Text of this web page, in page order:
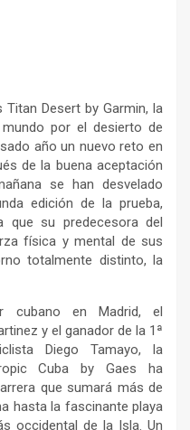
Desert by Garmin, la
por el desierto de
año un nuevo reto en
de la buena aceptación
se han desvelado
edición de la prueba,
que su predecesora del
física y mental de sus
totalmente distinto, la
cubano en Madrid, el
y el ganador de la 1ª
Diego Tamayo, la
Cuba by Gaes ha
que sumará más de
hasta la fascinante playa
occidental de la Isla. Un